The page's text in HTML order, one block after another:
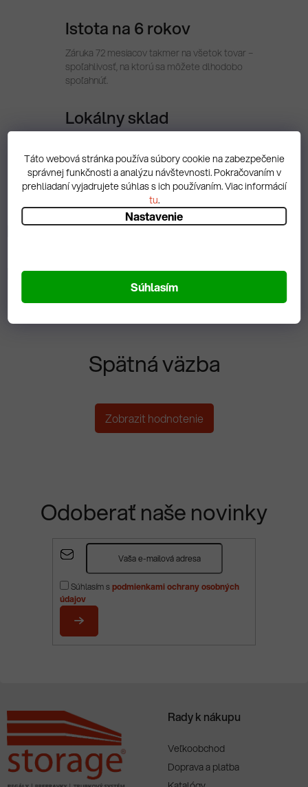
Táto webová stránka používa súbory cookie na zabezpečenie
správnej funkčnosti a analýzu návštevnosti. Pokračovaním v
prehliadaní vyjadrujete súhlas s ich používaním. Viac informácií
tu.
Nastavenie
Súhlasím
Istota na 6 rokov
Záruka 72 mesiacov takmer na všetok tovar –
spoľahlivosť, na ktorú sa môžete dlhodobo
spoľahnúť.
Lokálny sklad
tovar vždy rýchlo k dispozícii. Expedujeme priamo z
regiónu, bez čakania.
Popis
Diskusia
Spätná väzba
Zobrazit hodnotenie
Odoberať naše novinky
Súhlasím spodmienkami ochrany osobných
údajov
PRIHLÁSIŤ
Rady k nákupu
Veľkoobchod
Doprava a platba